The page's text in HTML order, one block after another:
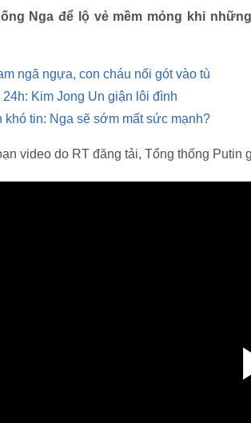
Nga để lộ vẻ mềm mỏng khi
ngã ngựa, con cháu nối gót vào tù
Kim Jong Un giận lôi đình
khó tin: Nga sẽ sớm mất sức mạnh?
video do RT đăng tải, Tổng thống